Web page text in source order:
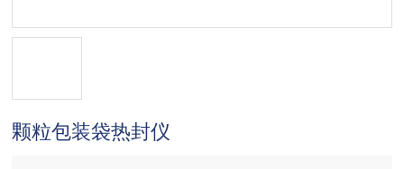
颗粒包装袋热封仪